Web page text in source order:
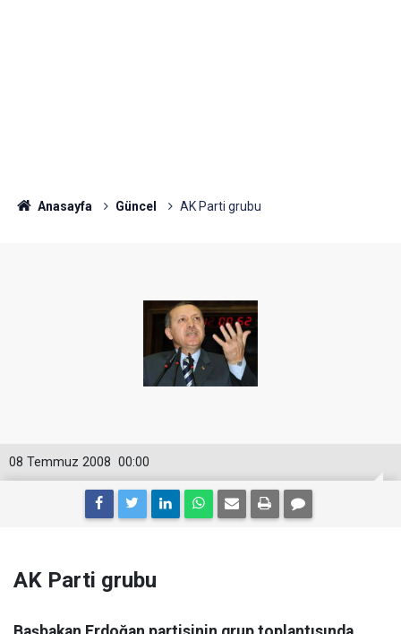
Anasayfa Güncel AK Parti grubu
00:00
08 Temmuz 2008
AK Parti grubu